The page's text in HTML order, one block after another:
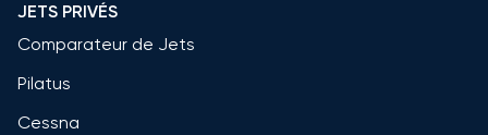
JETS PRIVÉS
Comparateur de Jets
Pilatus
Cessna